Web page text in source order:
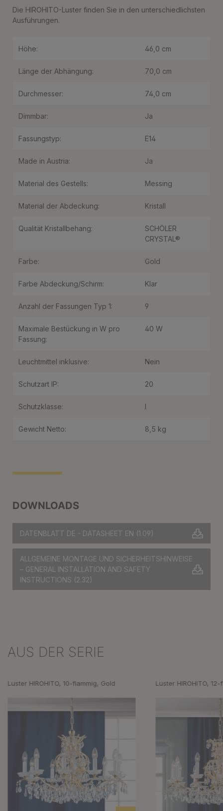
DOWNLOADS
DATENBLATT DE - DATASHEET EN (1.09)
ALLGEMEINE MONTAGE UND SICHERHEITSHINWEISE
– GENERAL INSTALLATION AND SAFETY
INSTRUCTIONS (2.32)
Die HIROHITO-Luster finden Sie in den unterschiedlichsten
Ausführungen.
Höhe: 46,0 cm
Länge der Abhängung: 70,0 cm
Durchmesser: 74,0 cm
Dimmbar: Ja
Fassungstyp: E14
Made in Austria: Ja
Material des Gestells: Messing
Material der Abdeckung: Kristall
Qualität Kristallbehang:
SCHÖLER
CRYSTAL®
Farbe: Gold
Farbe Abdeckung/Schirm: Klar
Anzahl der Fassungen Typ 1: 9
Maximale Bestückung in W pro
Fassung:
40 W
Leuchtmittel inklusive: Nein
Schutzart IP: 20
Schutzklasse: I
Gewicht Netto: 8,5 kg
Produktgalerie überspringen
AUS DER SERIE
Luster HIROHITO, 10-flammig, Gold Luster HIROHITO,